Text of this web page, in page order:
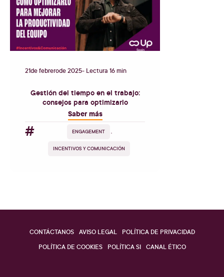
21defebrerode2025- Lectura 16 min
Gestión del tiempo en el trabajo:
consejos para optimizarlo
Saber más
# ENGAGEMENT ,
INCENTIVOS Y COMUNICACIÓN
CONTÁCTANOS AVISO LEGAL
POLÍTICA DE PRIVACIDAD
POLÍTICA DE COOKIES
POLÍTICA SI CANAL ÉTICO